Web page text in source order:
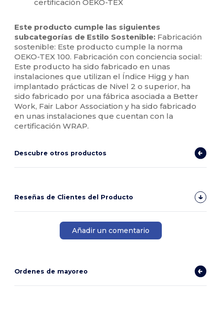
certificación OEKO-TEX
Este producto cumple las siguientes
subcategorías de Estilo Sostenible: Fabricación
sostenible: Este producto cumple la norma
OEKO-TEX 100. Fabricación con conciencia social:
Este producto ha sido fabricado en unas
instalaciones que utilizan el Índice Higg y han
implantado prácticas de Nivel 2 o superior, ha
sido fabricado por una fábrica asociada a Better
Work, Fair Labor Association y ha sido fabricado
en unas instalaciones que cuentan con la
certificación WRAP.
Descubre otros productos
Reseñas de Clientes del Producto
Añadir un comentario
Ordenes de mayoreo